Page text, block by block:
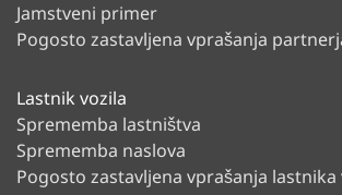
Jamstveni primer
Pogosto zastavljena vprašanja
Lastnik vozila
Sprememba lastništva
Sprememba naslova
Pogosto zastavljena vprašanja lastnika